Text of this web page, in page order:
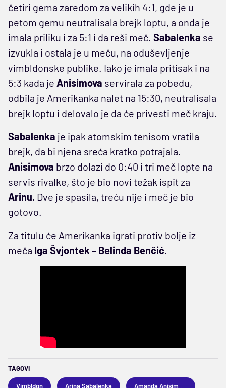
četiri gema zaredom za velikih 4:1, gde je u
petom gemu neutralisala brejk loptu, a onda je
imala priliku i za 5:1 i da reši meč. Sabalenka se
izvukla i ostala je u meču, na oduševljenje
vimbldonske publike. Iako je imala pritisak i na
5:3 kada je Anisimova servirala za pobedu,
odbila je Amerikanka nalet na 15:30, neutralisala
brejk loptu i delovalo je da će privesti meč kraju.
Sabalenka je ipak atomskim tenisom vratila
brejk, da bi njena sreća kratko potrajala.
Anisimova brzo dolazi do 0:40 i tri meč lopte na
servis rivalke, što je bio novi težak ispit za
Arinu. Dve je spasila, treću nije i meč je bio
gotovo.
Za titulu će Amerikanka igrati protiv bolje iz
meča Iga Švjontek – Belinda Benčić.
TAGOVI
Vimbldon Arina Sabalenka